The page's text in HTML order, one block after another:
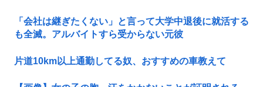
「会社は継ぎたくない」と言って大学中退後に就活する
も全滅。アルバイトすら受からない元彼
片道10km以上通勤してる奴、おすすめの車教えて